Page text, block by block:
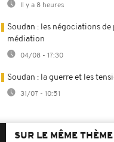
Il y a 8 heures
Soudan : les négociations
médiation
04/08 - 17:30
Soudan : la guerre et les
31/07 - 10:51
SUR LE MÊME THÈME